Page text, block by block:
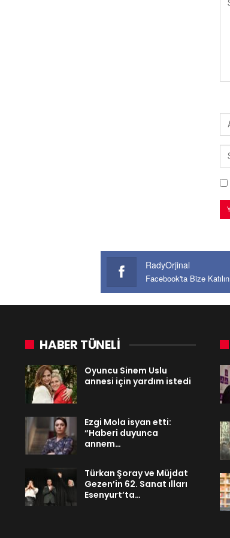
RadyOrjinal
Facebook'ta Bize Katılın
HABER TÜNELİ
Oyuncu Sinem Uslu
annesi için yardım istedi
Ezgi Mola isyan etti:
“Haberi duyunca
annem…
Türkan Şoray ve Müjdat
Gezen’in 62. Sanat ılları
Esenyurt’ta…